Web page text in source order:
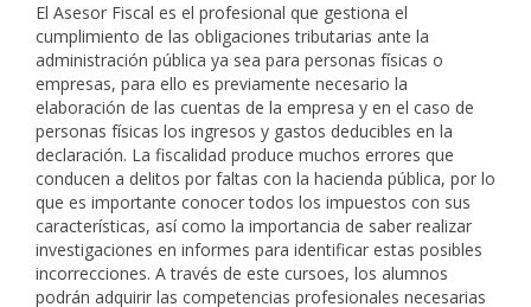
El Asesor Fiscal es el profesional que gestiona el
cumplimiento de las obligaciones tributarias ante la
administración pública ya sea para personas físicas o
empresas, para ello es previamente necesario la
elaboración de las cuentas de la empresa y en el caso de
personas físicas los ingresos y gastos deducibles en la
declaración. La fiscalidad produce muchos errores que
conducen a delitos por faltas con la hacienda pública, por lo
que es importante conocer todos los impuestos con sus
características, así como la importancia de saber realizar
investigaciones en informes para identificar estas posibles
incorrecciones. A través de este cursoes, los alumnos
podrán adquirir las competencias profesionales necesarias